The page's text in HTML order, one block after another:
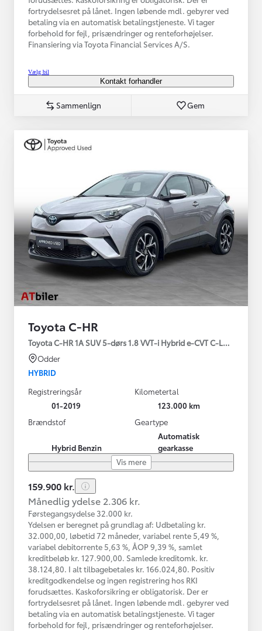
fortrydelsesret på lånet. Ingen løbende mdl. gebyrer ved
betaling via en automatisk betalingstjeneste. Vi tager
forbehold for fejl, prisændringer og renteforhøjelser.
Finansiering via Toyota Financial Services A/S.
Vælg bil
Kontakt forhandler
Sammenlign Gem
Toyota C-HR
Toyota C-HR 1A SUV 5-dørs 1.8 VVT-i Hybrid e-CVT C-LUB -
Odder
HYBRID
Registreringsår
01-2019
Kilometertal
123.000 km
Brændstof
Hybrid Benzin
Geartype
Automatisk
gearkasse
Vis mere
159.900 kr.
Månedlig ydelse 2.306 kr.
Førstegangsydelse 32.000 kr.
Ydelsen er beregnet på grundlag af: Udbetaling kr.
32.000,00, løbetid 72 måneder, variabel rente 5,49 %,
variabel debitorrente 5,63 %, ÅOP 9,39 %, samlet
kreditbeløb kr. 127.900,00. Samlede kreditomk. kr.
38.124,80. I alt tilbagebetales kr. 166.024,80. Positiv
kreditgodkendelse og ingen registrering hos RKI
forudsættes. Kaskoforsikring er obligatorisk. Der er
fortrydelsesret på lånet. Ingen løbende mdl. gebyrer ved
betaling via en automatisk betalingstjeneste. Vi tager
forbehold for fejl, prisændringer og renteforhøjelser.